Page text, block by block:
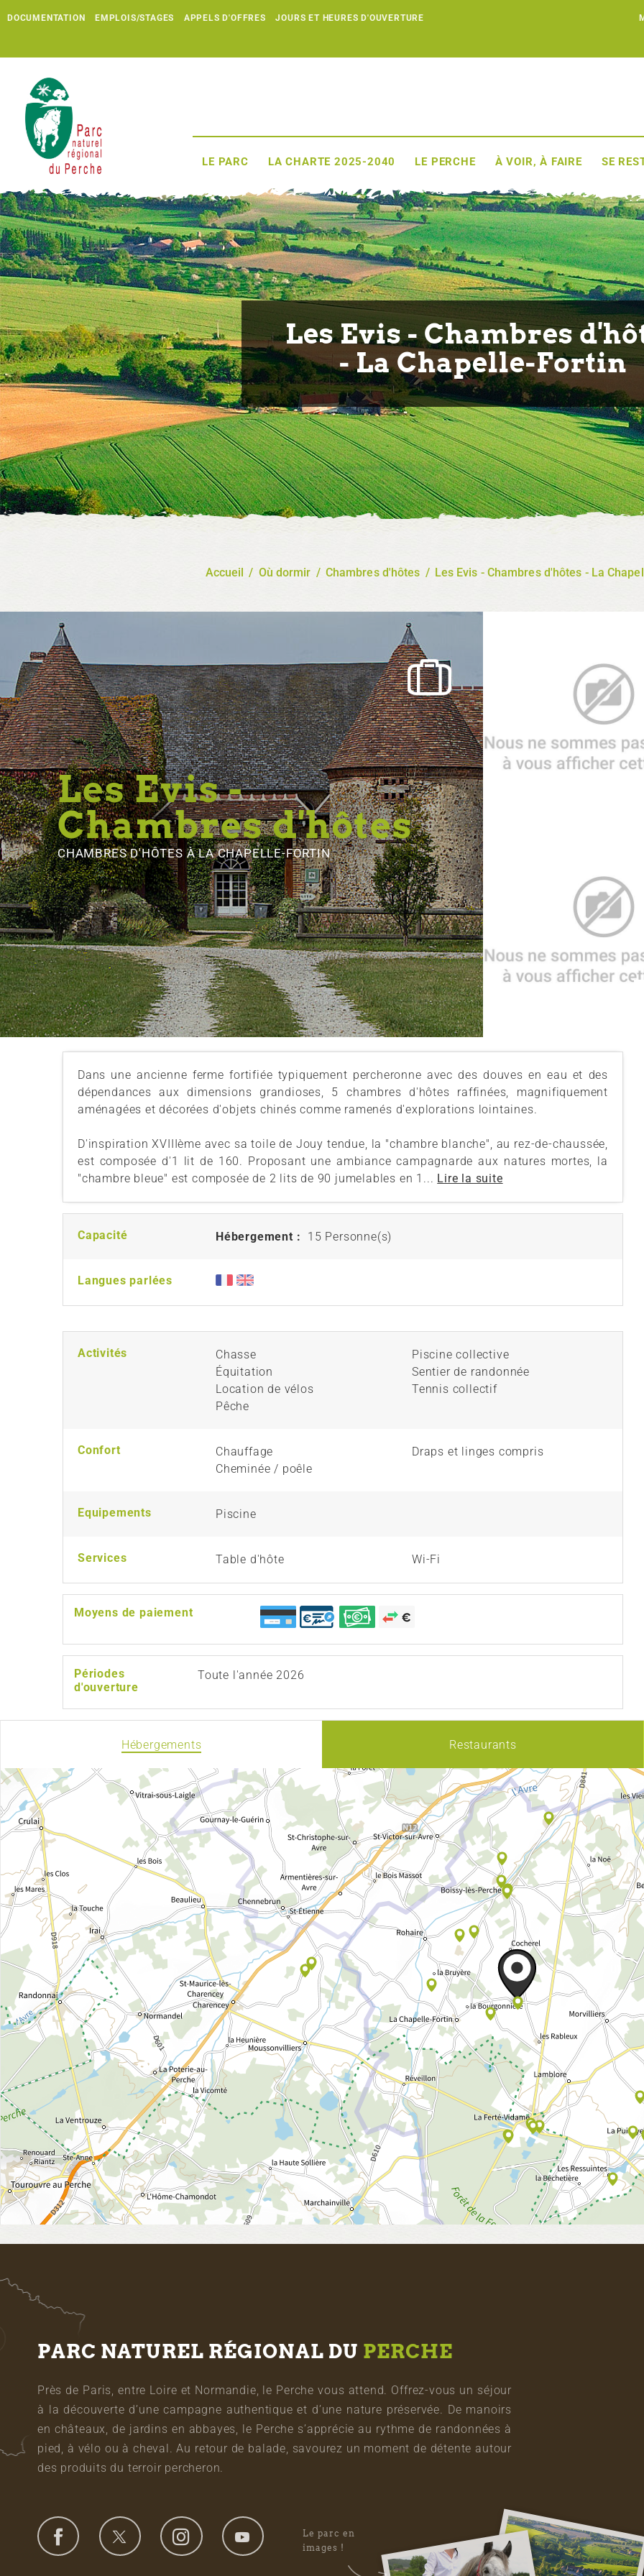
DOCUMENTATION EMPLOIS/STAGES APPELS D'OFFRES JOURS ET HEURES D'OUVERTURE
LE PARC LA CHARTE 2025-2040 LE PERCHE À VOIR, À FAIRE SE
Les Evis - Chambres
- La Chapelle-Fortin
Accueil / Où dormir / Chambres d'hôtes / Les Evis - Chambres d'hôtes - La
Les Evis -
Chambres d'hôtes
CHAMBRES D'HÔTESÀ LA CHAPELLE-FORTIN
Dans une ancienne ferme fortifiée typiquement percheronne avec des douves en eau et des
dépendances aux dimensions grandioses, 5 chambres d'hôtes raffinées, magnifiquement
aménagées et décorées d'objets chinés comme ramenés d'explorations lointaines.
D'inspiration XVIIIème avec sa toile de Jouy tendue, la "chambre blanche", au rez-de-chaussée,
est composée d'1 lit de 160. Proposant une ambiance campagnarde aux natures mortes, la
"chambre bleue" est composée de 2 lits de 90 jumelables en 1... Lire la suite
Capacité Hébergement : 15 Personne(s)
Langues parlées
Activités
Chasse
Équitation
Location de vélos
Pêche
Piscine collective
Sentier de randonnée
Tennis collectif
Confort
Chauffage
Cheminée / poêle
Draps et linges compris
Equipements Piscine
Services Table d'hôte Wi-Fi
Moyens de paiement
Périodes
d'ouverture
Toute l'année 2026
Hébergements Restaurants
PARC NATUREL RÉGIONAL DU PERCHE
Près de Paris, entre Loire et Normandie, le Perche vous attend. Offrez-vous un séjour
à la découverte d’une campagne authentique et d’une nature préservée. De manoirs
en châteaux, de jardins en abbayes, le Perche s’apprécie au rythme de randonnées à
pied, à vélo ou à cheval. Au retour de balade, savourez un moment de détente autour
des produits du terroir percheron.
Le parc en
images !